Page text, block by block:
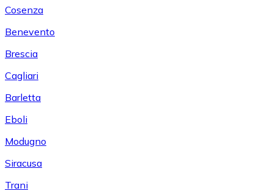
Cosenza
Benevento
Brescia
Cagliari
Barletta
Eboli
Modugno
Siracusa
Trani